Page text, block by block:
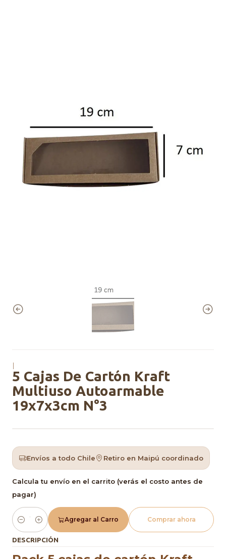
|
5 Cajas De Cartón Kraft
Multiuso Autoarmable
19x7x3cm N°3
Envíos a todo Chile Retiro en Maipú coordinado
Calcula tu envío en el carrito (verás el costo antes de
pagar)
Cantidad
Agregar al Carro Comprar ahora
DESCRIPCIÓN